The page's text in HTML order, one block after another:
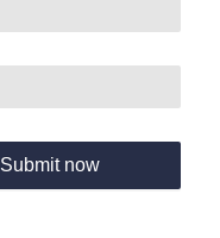
Submit now